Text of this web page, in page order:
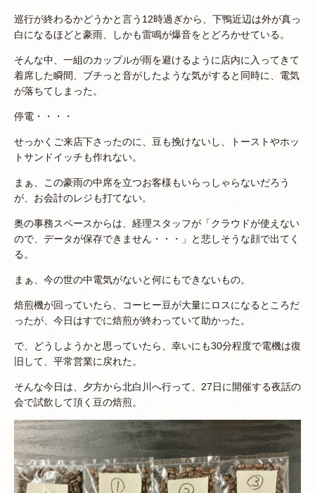
巡行が終わるかどうかと言う12時過ぎから、下鴨近辺は外が真っ
白になるほどと豪雨、しかも雷鳴が爆音をとどろかせている。
そんな中、一組のカップルが雨を避けるように店内に入ってきて
着席した瞬間、ブチっと音がしたような気がすると同時に、電気
が落ちてしまった。
停電・・・・
せっかくご来店下さったのに、豆も挽けないし、トーストやホッ
トサンドイッチも作れない。
まぁ、この豪雨の中席を立つお客様もいらっしゃらないだろう
が、お会計のレジも打てない。
奥の事務スペースからは、経理スタッフが「クラウドが使えない
ので、データが保存できません・・・」と悲しそうな顔で出てく
る。
まぁ、今の世の中電気がないと何にもできないもの。
焙煎機が回っていたら、コーヒー豆が大量にロスになるところだ
ったが、今日はすでに焙煎が終わっていて助かった。
で、どうしようかと思っていたら、幸いにも30分程度で電機は復
旧して、平常営業に戻れた。
そんな今日は、夕方から北白川へ行って、27日に開催する夜話の
会で試飲して頂く豆の焙煎。